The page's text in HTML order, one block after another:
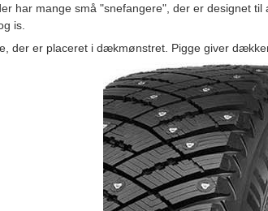
har mange små "snefangere", der er designet
is.
der er placeret i dækmønstret. Pigge giver